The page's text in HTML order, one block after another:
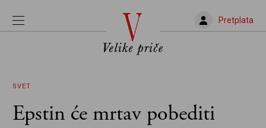
Pretplata
SVET
Epstin će mrtav pobediti